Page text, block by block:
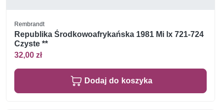
Rembrandt
Republika Środkowoafrykańska 1981 Mi lx 721-724
Czyste **
32,00 zł
Dodaj do koszyka